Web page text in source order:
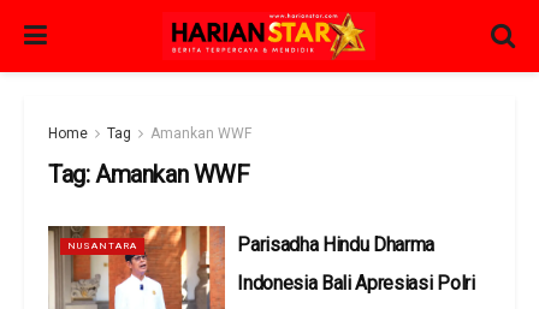
Home Tag Amankan WWF
Tag:Amankan WWF
NUSANTARA
Parisadha Hindu Dharma
Indonesia Bali Apresiasi Polri